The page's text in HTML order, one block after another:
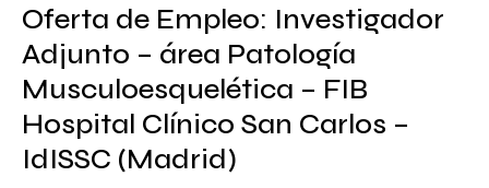
Oferta de Empleo: Investigador
Adjunto – área Patología
Musculoesquelética – FIB
Hospital Clínico San Carlos –
IdISSC (Madrid)